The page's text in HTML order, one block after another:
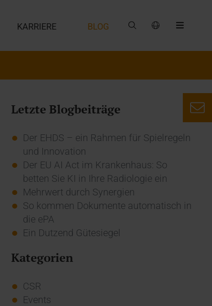
KARRIERE BLOG
Letzte Blogbeiträge
Der EHDS – ein Rahmen für Spielregeln
und Innovation
Der EU AI Act im Krankenhaus: So
betten Sie KI in Ihre Radiologie ein
Mehrwert durch Synergien
So kommen Dokumente automatisch in
die ePA
Ein Dutzend Gütesiegel
Kategorien
CSR
Events